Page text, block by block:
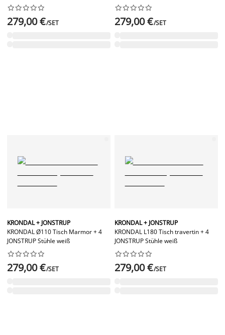






279,00 €/SET






279,00 €/SET
KRONDAL + JONSTRUP
KRONDAL Ø110 Tisch Marmor + 4
JONSTRUP Stühle weiß






279,00 €/SET
KRONDAL + JONSTRUP
KRONDAL L180 Tisch travertin + 4
JONSTRUP Stühle weiß






279,00 €/SET